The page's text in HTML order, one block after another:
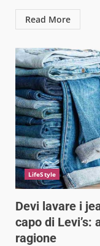
Read More
LifeStyle
Devi lavare i
capo di Levi’s:
ragione